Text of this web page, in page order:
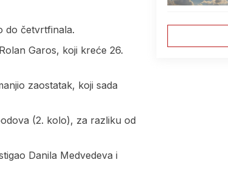
do četvrtfinala.
Garos, koji kreće 26.
zaostatak, koji sada
(2. kolo), za razliku od
Danila Medvedeva i